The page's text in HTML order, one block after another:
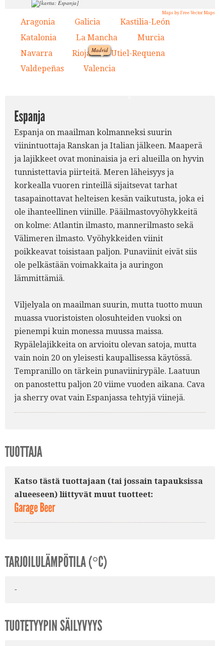
Madrid
1.
2.
3.
5.
7.
Maps by Free Vector Maps
Aragonia Galicia Kastilia-León
Katalonia La Mancha Murcia
Navarra Rioja 9. Utiel-Requena
Valdepeñas Valencia
Espanja
Espanja on maailman kolmanneksi suurin
viinintuottaja Ranskan ja Italian jälkeen. Maaperä
ja lajikkeet ovat moninaisia ja eri alueilla on hyvin
tunnistettavia piirteitä. Meren läheisyys ja
korkealla vuoren rinteillä sijaitsevat tarhat
tasapainottavat helteisen kesän vaikutusta, joka ei
ole ihanteellinen viinille. Pääilmastovyöhykkeitä
on kolme: Atlantin ilmasto, mannerilmasto sekä
Välimeren ilmasto. Vyöhykkeiden viinit
poikkeavat toisistaan paljon. Punaviinit eivät siis
ole pelkästään voimakkaita ja auringon
lämmittämiä.
Viljelyala on maailman suurin, mutta tuotto muun
muassa vuoristoisten olosuhteiden vuoksi on
pienempi kuin monessa muussa maissa.
Rypälelajikkeita on arvioitu olevan satoja, mutta
vain noin 20 on yleisesti kaupallisessa käytössä.
Tempranillo on tärkein punaviinirypäle. Laatuun
on panostettu paljon 20 viime vuoden aikana. Cava
ja sherry ovat vain Espanjassa tehtyjä viinejä.
TUOTTAJA
Katso tästä tuottajaan (tai jossain tapauksissa
alueeseen) liittyvät muut tuotteet:
Garage Beer
TARJOILULÄMPÖTILA (°C)
-
TUOTETYYPIN SÄILYVYYS